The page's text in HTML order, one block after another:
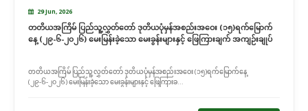
29 Jun, 2026
တတိယအကြိမ် ပြည်သူ့လွှတ်တော် ဒုတိယပုံမှန်အစည်းအဝေး (၁၅)ရက်မြောက်
နေ့ (၂၉-၆-၂၀၂၆) မေးမြန်းခဲ့သော မေးခွန်းများနှင့် ဖြေကြားချက် အကျဉ်းချုပ်
တတိယအကြိမ် ပြည်သူ့လွှတ်တော် ဒုတိယပုံမှန်အစည်းအဝေး (၁၅)ရက်မြောက်နေ့
(၂၉-၆-၂၀၂၆) မေးမြန်းခဲ့သော မေးခွန်းများနှင့် ဖြေကြားခ...